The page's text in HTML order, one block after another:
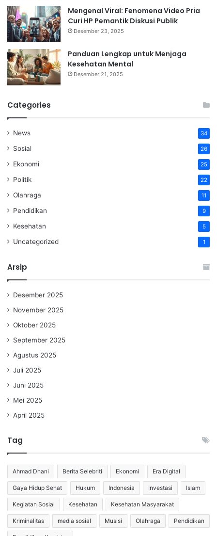
Mengenal Viral: Fenomena Video Pria
Curi HP Pemantik Diskusi Publik
Desember 23, 2025
Panduan Lengkap untuk Menjaga
Kesehatan Mental
Desember 21, 2025
Categories
News 34
Sosial 26
Ekonomi 25
Politik 22
Olahraga 11
Pendidikan 9
Kesehatan 5
Uncategorized 1
Arsip
Desember 2025
November 2025
Oktober 2025
September 2025
Agustus 2025
Juli 2025
Juni 2025
Mei 2025
April 2025
Tag
Ahmad Dhani Berita Selebriti Ekonomi Era Digital
Gaya Hidup Sehat Hukum Indonesia Investasi Islam
Kegiatan Sosial Kesehatan Kesehatan Masyarakat
Kriminalitas media sosial Musisi Olahraga Pendidikan